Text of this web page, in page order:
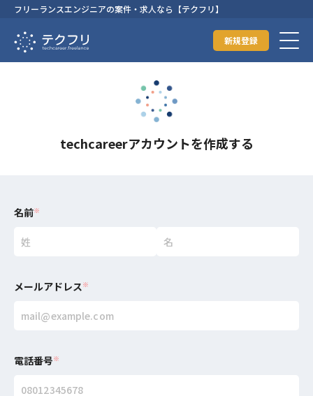
フリーランスエンジニアの案件・求人なら【テクフリ】
新規登録
techcareerアカウントを作成する
名前※
メールアドレス※
電話番号※